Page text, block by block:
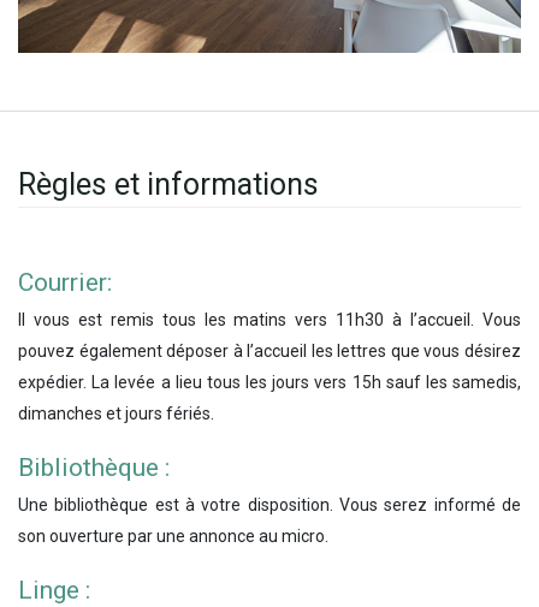
Règles et informations
Courrier:
Il vous est remis tous les matins vers 11h30 à l’accueil. Vous
pouvez également déposer à l’accueil les lettres que vous désirez
expédier. La levée a lieu tous les jours vers 15h sauf les samedis,
dimanches et jours fériés.
Bibliothèque :
Une bibliothèque est à votre disposition. Vous serez informé de
son ouverture par une annonce au micro.
Linge :